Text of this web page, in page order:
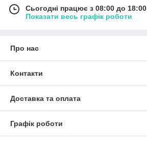
Сьогодні працює з 08:00 до 18:00
Показати весь графік роботи
Про нас
Контакти
Доставка та оплата
Графік роботи